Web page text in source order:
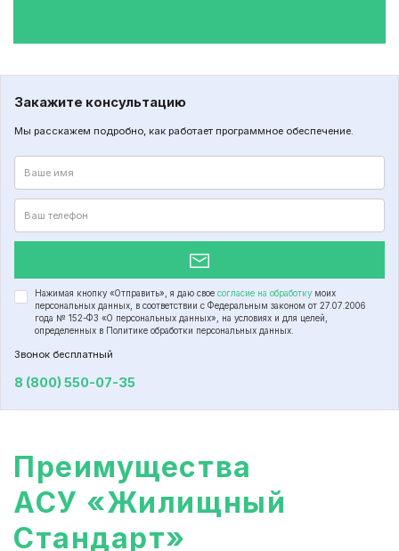
Закажите консультацию
Мы расскажем подробно, как работает программное обеспечение.
Нажимая кнопку «Отправить», я даю своесогласие на обработку моих
персональных данных, в соответствии с Федеральным законом от27.07.2006
года №152-ФЗ «О персональных данных», на условиях и для целей,
определенных в Политике обработки персональных данных.
Звонок бесплатный
8 (800) 550-07-35
Преимущества
АСУ «Жилищный
Стандарт»